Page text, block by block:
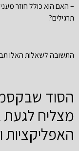
– האם הוא כולל חוזר
תרגילים?
התשובה לשאלות האלו
הסוד
מצליח לגעת
האפליקציות